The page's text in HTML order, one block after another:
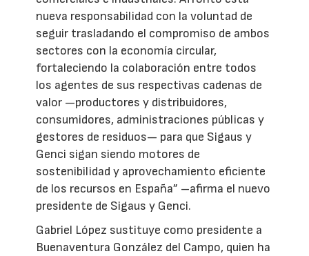
nueva responsabilidad con la voluntad de
seguir trasladando el compromiso de ambos
sectores con la economía circular,
fortaleciendo la colaboración entre todos
los agentes de sus respectivas cadenas de
valor —productores y distribuidores,
consumidores, administraciones públicas y
gestores de residuos— para que Sigaus y
Genci sigan siendo motores de
sostenibilidad y aprovechamiento eficiente
de los recursos en España” –afirma el nuevo
presidente de Sigaus y Genci.
Gabriel López sustituye como presidente a
Buenaventura González del Campo, quien ha